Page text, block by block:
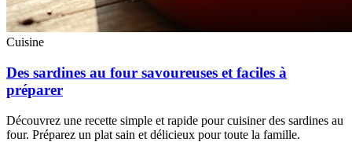
Cuisine
Des sardines au four savoureuses et faciles à
préparer
Découvrez une recette simple et rapide pour cuisiner des sardines au
four. Préparez un plat sain et délicieux pour toute la famille.